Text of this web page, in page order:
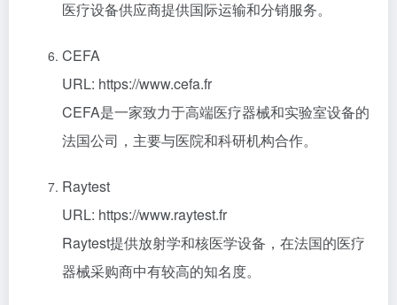
医疗设备供应商提供国际运输和分销服务。
CEFA
URL: https://www.cefa.fr
CEFA是一家致力于高端医疗器械和实验室设备的
法国公司，主要与医院和科研机构合作。
Raytest
URL: https://www.raytest.fr
Raytest提供放射学和核医学设备，在法国的医疗
器械采购商中有较高的知名度。